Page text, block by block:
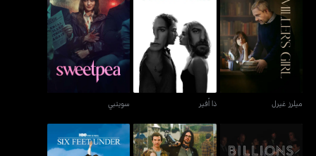
ميلرز غيرل
ميلرز غيرل
ذا أفير
ذا أفير
سويتبي
سويتبي